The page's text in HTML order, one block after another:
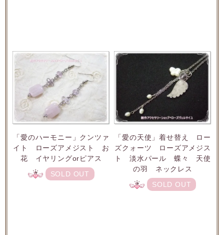
「愛のハーモニー」クンツァ
イト ローズアメジスト お
花 イヤリングorピアス
SOLD OUT
「愛の天使」着せ替え ロー
ズクォーツ ローズアメジス
ト 淡水パール 蝶々 天使
の羽 ネックレス
SOLD OUT